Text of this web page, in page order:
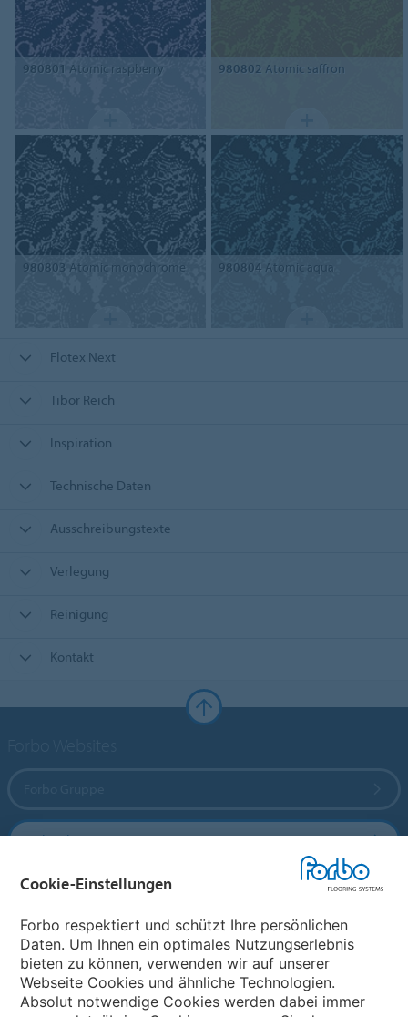
980801 Atomic raspberry 980802 Atomic saffron
980803 Atomic monochrome 980804 Atomic aqua
Flotex Next
Tibor Reich
Inspiration
Technische Daten
Ausschreibungstexte
Verlegung
Reinigung
Kontakt
Forbo Flooring Systems
Forbo Movement Systems
Land auswählen
Cookie-Einstellungen
Forbo respektiert und schützt Ihre persönlichen
Daten. Um Ihnen ein optimales Nutzungserlebnis
bieten zu können, verwenden wir auf unserer
Webseite Cookies und ähnliche Technologien.
Absolut notwendige Cookies werden dabei immer